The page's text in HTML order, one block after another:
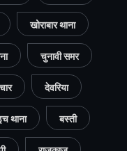
खोराबार थाना
चुनावी समर
देवरिया
थाना बस्ती